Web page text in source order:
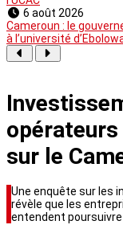
6 août 2026
Cameroun : le
à l’université
sur le
Une enquête sur les
révèle que les
entendent poursuivre